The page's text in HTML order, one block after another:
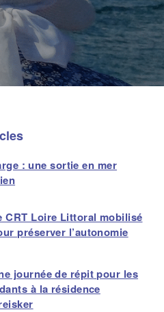
: une sortie en mer
CRT Loire Littoral mobilisé
préserver l’autonomie
journée de répit pour les
à la résidence